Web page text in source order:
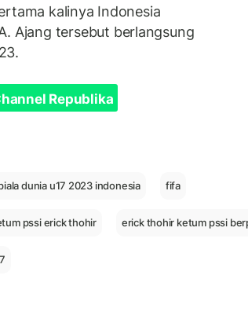
kalinya Indonesia
Ajang tersebut berlangsung
Republika
dunia u17 2023 indonesia fifa
pssi erick thohir erick thohir ketum pssi